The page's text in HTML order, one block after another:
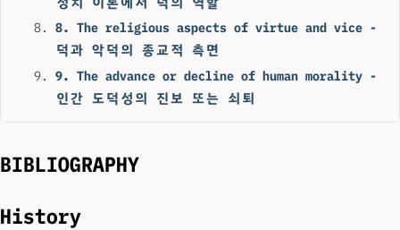
8. The religious aspects of virtue and vice -
덕과 악덕의 종교적 측면
9. The advance or decline of human morality -
인간 도덕성의 진보 또는 쇠퇴
BIBLIOGRAPHY
History